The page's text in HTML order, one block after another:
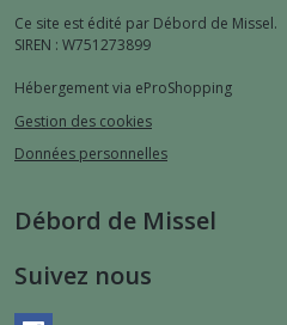
Ce site est édité par Débord de Missel.
SIREN : W751273899
Hébergement via eProShopping
Gestion des cookies
Données personnelles
Débord de Missel
Suivez nous